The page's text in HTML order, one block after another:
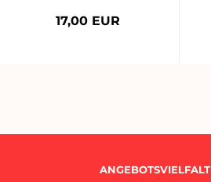
17,00 EUR
ANGEBOTSVIELFALT